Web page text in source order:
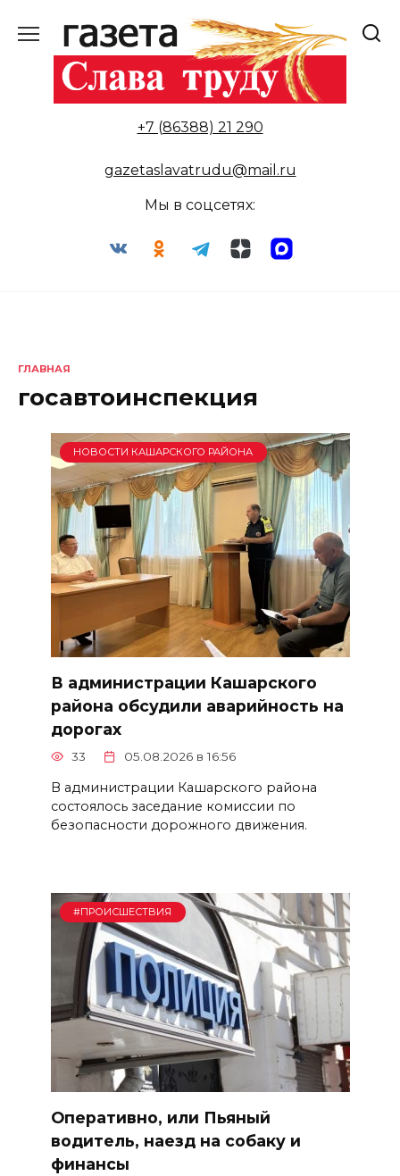
содержанию
+7 (86388) 21 290
gazetaslavatrudu@mail.ru
Мы в соцсетях:
ГЛАВНАЯ
госавтоинспекция
НОВОСТИ КАШАРСКОГО РАЙОНА
В администрации Кашарского
района обсудили аварийность на
дорогах
33 05.08.2026 в 16:56
В администрации Кашарского района
состоялось заседание комиссии по
безопасности дорожного движения.
#ПРОИСШЕСТВИЯ
Оперативно, или Пьяный
водитель, наезд на собаку и
финансы